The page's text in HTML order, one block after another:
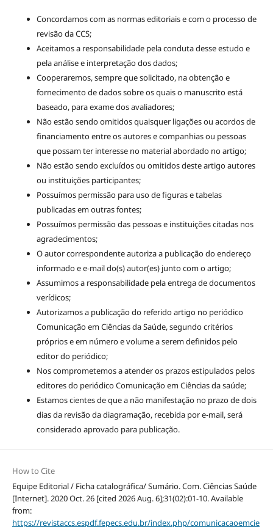
Concordamos com as normas editoriais e com o processo de
revisão da CCS;
Aceitamos a responsabilidade pela conduta desse estudo e
pela análise e interpretação dos dados;
Cooperaremos, sempre que solicitado, na obtenção e
fornecimento de dados sobre os quais o manuscrito está
baseado, para exame dos avaliadores;
Não estão sendo omitidos quaisquer ligações ou acordos de
financiamento entre os autores e companhias ou pessoas
que possam ter interesse no material abordado no artigo;
Não estão sendo excluídos ou omitidos deste artigo autores
ou instituições participantes;
Possuímos permissão para uso de figuras e tabelas
publicadas em outras fontes;
Possuímos permissão das pessoas e instituições citadas nos
agradecimentos;
O autor correspondente autoriza a publicação do endereço
informado e e-mail do(s) autor(es) junto com o artigo;
Assumimos a responsabilidade pela entrega de documentos
verídicos;
Autorizamos a publicação do referido artigo no periódico
Comunicação em Ciências da Saúde, segundo critérios
próprios e em número e volume a serem definidos pelo
editor do periódico;
Nos comprometemos a atender os prazos estipulados pelos
editores do periódico Comunicação em Ciências da saúde;
Estamos cientes de que a não manifestação no prazo de dois
dias da revisão da diagramação, recebida por e-mail, será
considerado aprovado para publicação.
How to Cite
Equipe Editorial / Ficha catalográfica/ Sumário. Com. Ciências Saúde
[Internet]. 2020 Oct. 26 [cited 2026 Aug. 6];31(02):01-10. Available
from:
https://revistaccs.espdf.fepecs.edu.br/index.php/comunicacaoemcie